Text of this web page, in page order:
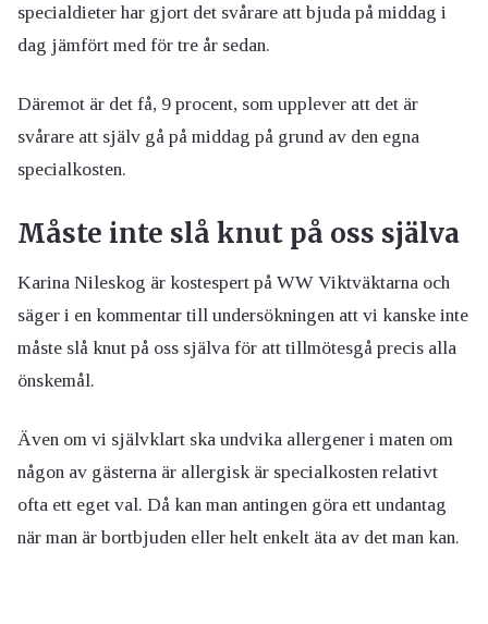
specialdieter har gjort det svårare att bjuda på middag i
dag jämfört med för tre år sedan.
Däremot är det få, 9 procent, som upplever att det är
svårare att själv gå på middag på grund av den egna
specialkosten.
Måste inte slå knut på oss själva
Karina Nileskog är kostespert på WW Viktväktarna och
säger i en kommentar till undersökningen att vi kanske inte
måste slå knut på oss själva för att tillmötesgå precis alla
önskemål.
Även om vi självklart ska undvika allergener i maten om
någon av gästerna är allergisk är specialkosten relativt
ofta ett eget val. Då kan man antingen göra ett undantag
när man är bortbjuden eller helt enkelt äta av det man kan.